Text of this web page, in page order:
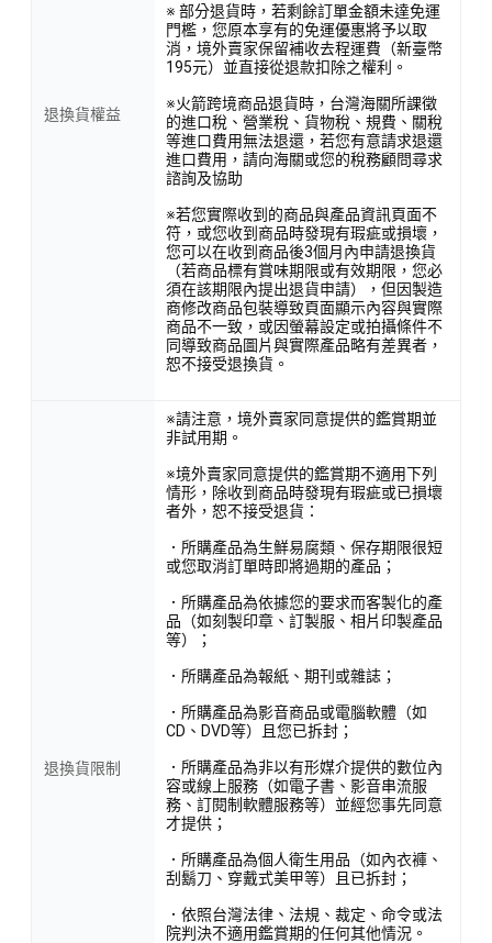
退換貨權益
※ 部分退貨時，若剩餘訂單金額未達免運
門檻，您原本享有的免運優惠將予以取
消，境外賣家保留補收去程運費（新臺幣
195元）並直接從退款扣除之權利。
※火箭跨境商品退貨時，台灣海關所課徵
的進口稅、營業稅、貨物稅、規費、關稅
等進口費用無法退還，若您有意請求退還
進口費用，請向海關或您的稅務顧問尋求
諮詢及協助
※若您實際收到的商品與產品資訊頁面不
符，或您收到商品時發現有瑕疵或損壞，
您可以在收到商品後3個月內申請退換貨
（若商品標有賞味期限或有效期限，您必
須在該期限內提出退貨申請），但因製造
商修改商品包裝導致頁面顯示內容與實際
商品不一致，或因螢幕設定或拍攝條件不
同導致商品圖片與實際產品略有差異者，
恕不接受退換貨。
退換貨限制
※請注意，境外賣家同意提供的鑑賞期並
非試用期。
※境外賣家同意提供的鑑賞期不適用下列
情形，除收到商品時發現有瑕疵或已損壞
者外，恕不接受退貨：
．所購產品為生鮮易腐類、保存期限很短
或您取消訂單時即將過期的產品；
．所購產品為依據您的要求而客製化的產
品（如刻製印章、訂製服、相片印製產品
等）；
．所購產品為報紙、期刊或雜誌；
．所購產品為影音商品或電腦軟體（如
CD、DVD等）且您已拆封；
．所購產品為非以有形媒介提供的數位內
容或線上服務（如電子書、影音串流服
務、訂閱制軟體服務等）並經您事先同意
才提供；
．所購產品為個人衛生用品（如內衣褲、
刮鬍刀、穿戴式美甲等）且已拆封；
．依照台灣法律、法規、裁定、命令或法
院判決不適用鑑賞期的任何其他情況。